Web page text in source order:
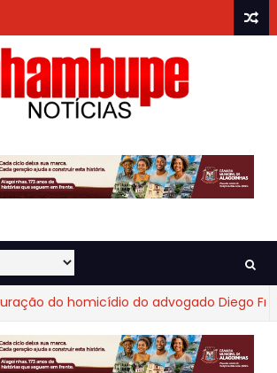
do homicídio do advogado Diego Fraga